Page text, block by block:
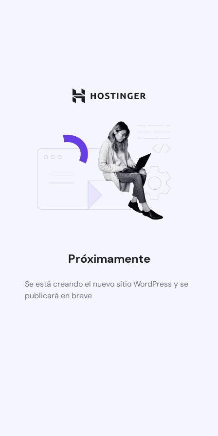
Próximamente
Se está creando el nuevo sitio WordPress y se
publicará en breve